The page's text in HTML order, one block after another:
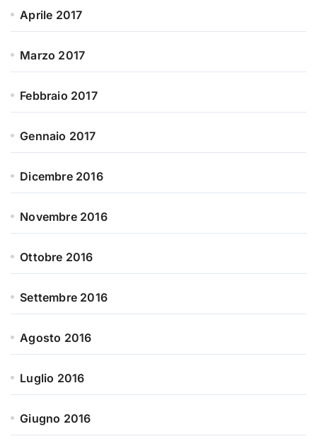
Aprile 2017
Marzo 2017
Febbraio 2017
Gennaio 2017
Dicembre 2016
Novembre 2016
Ottobre 2016
Settembre 2016
Agosto 2016
Luglio 2016
Giugno 2016